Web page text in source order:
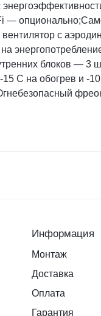
с
блоков — 3
С на обогрев и
Информация
Монтаж
Доставка
Оплата
Гарантия